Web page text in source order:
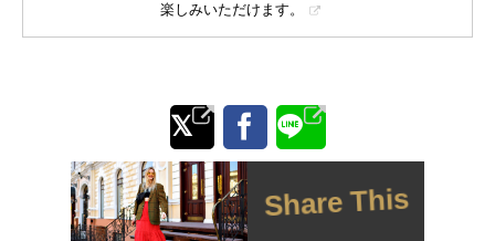
楽しみいただけます。
Share This